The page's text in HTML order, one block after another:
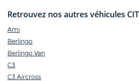
Retrouvez nos autres véhicules
Ami
Berlingo
Berlingo Van
C3
C3 Aircross